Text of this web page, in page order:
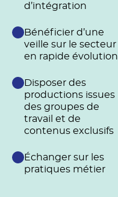
d’intégration
Bénéficier d’une
veille sur le secteur
en rapide évolution
Disposer des
productions issues
des groupes de
travail et de
contenus exclusifs
Échanger sur les
pratiques métier